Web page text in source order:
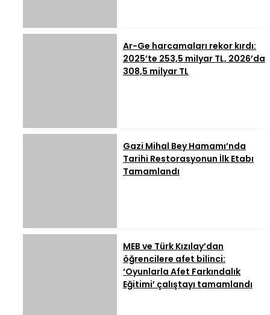
Ar-Ge harcamaları rekor kırdı:
2025’te 253,5 milyar TL, 2026’da
308,5 milyar TL
Gazi Mihal Bey Hamamı’nda
Tarihi Restorasyonun İlk Etabı
Tamamlandı
MEB ve Türk Kızılay’dan
öğrencilere afet bilinci:
‘Oyunlarla Afet Farkındalık
Eğitimi’ çalıştayı tamamlandı